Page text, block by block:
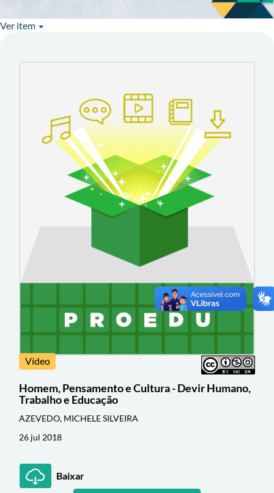
Ver item
Vídeo
Homem, Pensamento e Cultura - Devir Humano,
Trabalho e Educação
AZEVEDO, MICHELE SILVEIRA
26 jul 2018
Baixar